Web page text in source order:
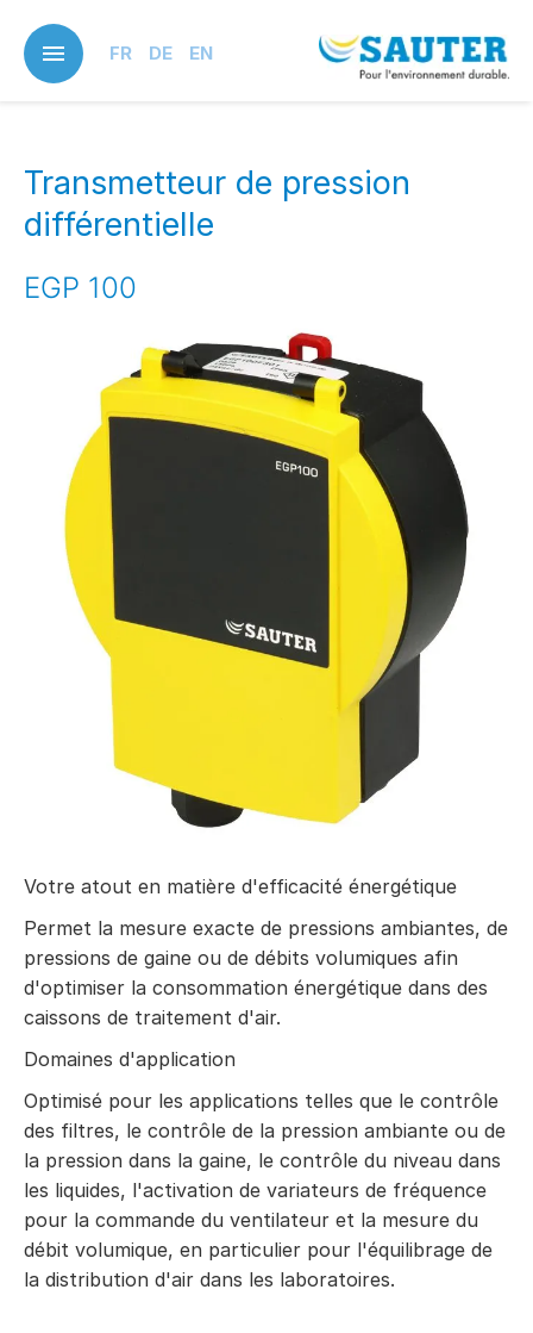
main
content
FR DE EN
Transmetteur de pression
différentielle
EGP 100
Votre atout en matière d'efficacité énergétique
Permet la mesure exacte de pressions ambiantes, de
pressions de gaine ou de débits volumiques afin
d'optimiser la consommation énergétique dans des
caissons de traitement d'air.
Domaines d'application
Optimisé pour les applications telles que le contrôle
des filtres, le contrôle de la pression ambiante ou de
la pression dans la gaine, le contrôle du niveau dans
les liquides, l'activation de variateurs de fréquence
pour la commande du ventilateur et la mesure du
débit volumique, en particulier pour l'équilibrage de
la distribution d'air dans les laboratoires.